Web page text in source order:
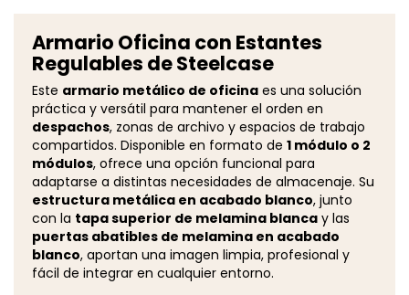
Armario Oficina con Estantes
Regulables de Steelcase
Este armario metálico de oficina es una solución
práctica y versátil para mantener el orden en
despachos, zonas de archivo y espacios de trabajo
compartidos. Disponible en formato de 1 módulo o 2
módulos, ofrece una opción funcional para
adaptarse a distintas necesidades de almacenaje. Su
estructura metálica en acabado blanco, junto
con la tapa superior de melamina blanca y las
puertas abatibles de melamina en acabado
blanco, aportan una imagen limpia, profesional y
fácil de integrar en cualquier entorno.